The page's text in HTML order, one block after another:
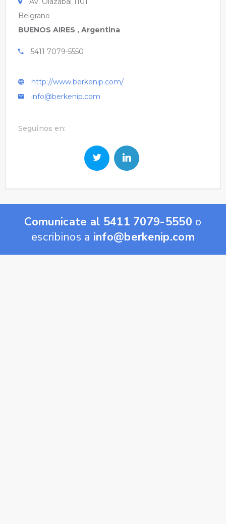
Belgrano
BUENOS AIRES , Argentina
5411 7079-5550
http://www.berkenip.com/
info@berkenip.com
Seguinos en:
Comunicate al 5411 7079-5550 o
escribinos a info@berkenip.com